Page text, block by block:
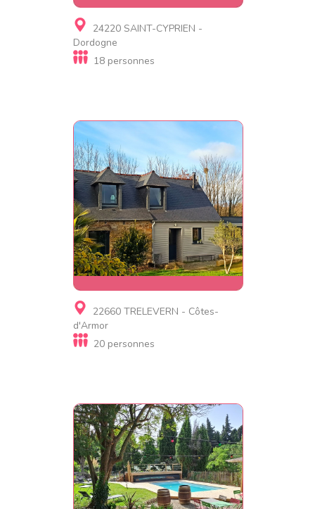
Gite, Gite de luxe
PERIGOURDINE DE CHARME
24220 SAINT-CYPRIEN -
Dordogne
18 personnes
Gite
Gîte de l'Archipel
22660 TRELEVERN - Côtes-
d'Armor
20 personnes